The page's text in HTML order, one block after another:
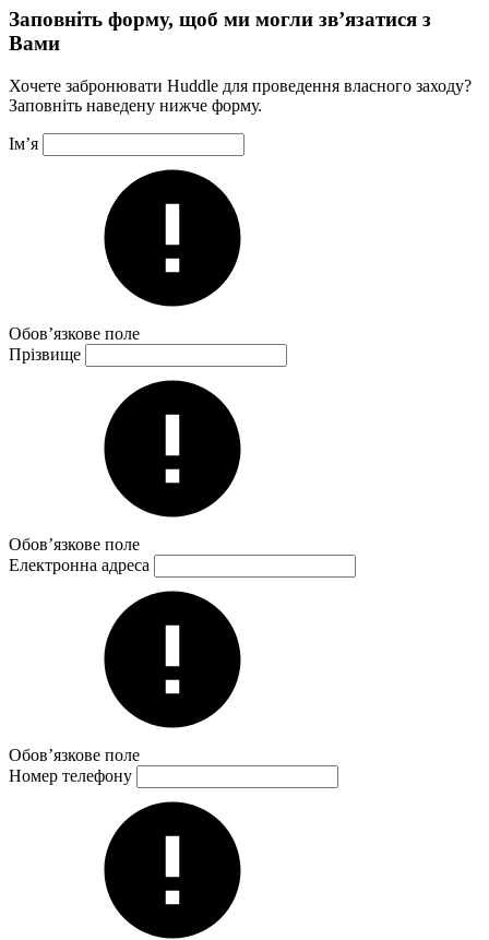
Заповніть форму, щоб ми могли зв’язатися з
Вами
Хочете забронювати Huddle для проведення власного заходу?
Заповніть наведену нижче форму.
Ім’я
Обов’язкове поле
Прізвище
Обов’язкове поле
Електронна адреса
Обов’язкове поле
Номер телефону